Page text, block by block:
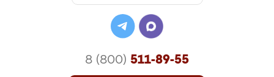
8 (800) 511-89-55